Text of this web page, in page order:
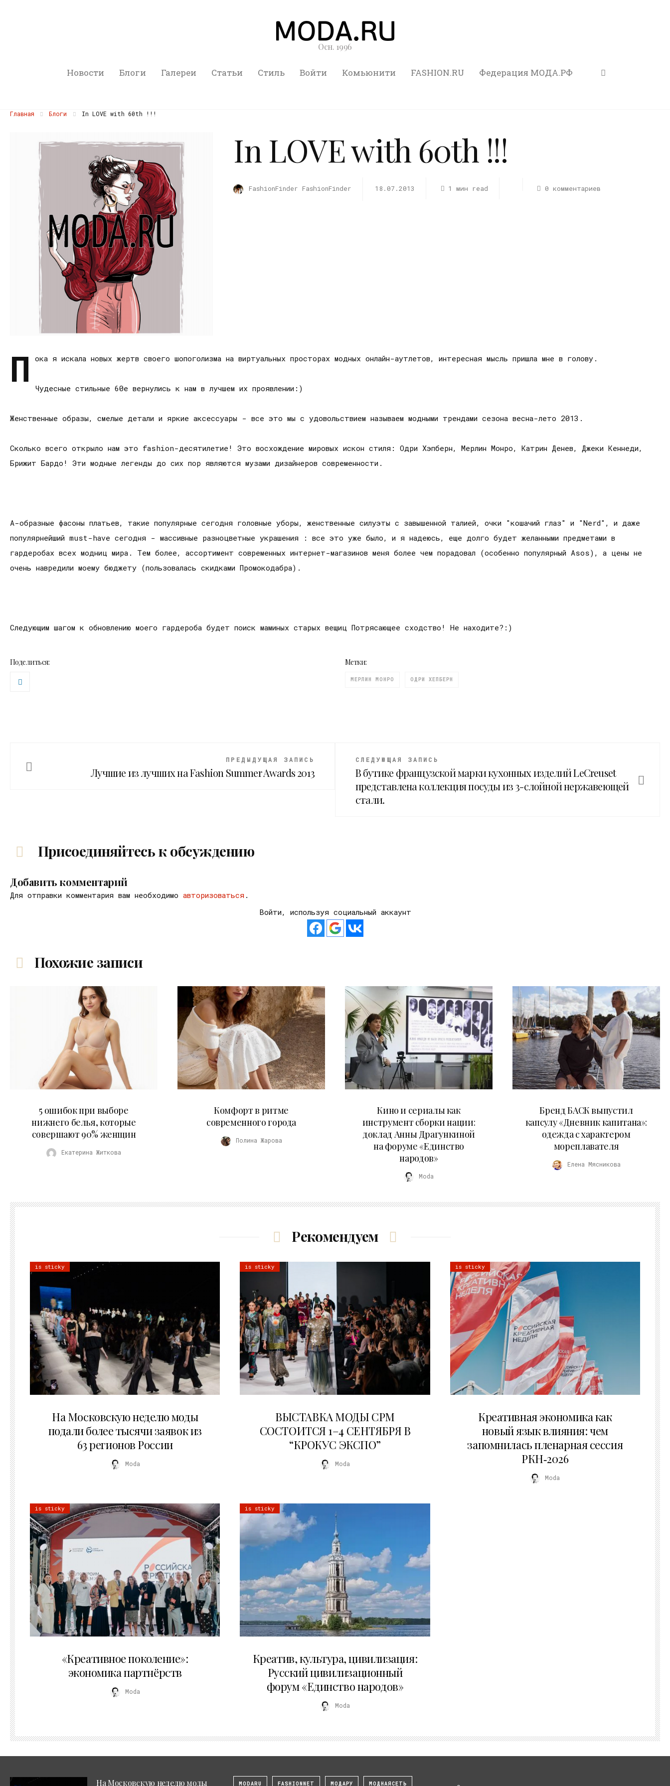
Осн. 1996
Новости Блоги Галереи Статьи Стиль Войти Комьюнити FASHION.RU Федерация МОДА.РФ
Главная Блоги In LOVE with 60th !!!
In LOVE with 60th !!!
FashionFinder FashionFinder 18.07.2013 1 мин read 0 комментариев
П ока я искала новых жертв своего шопоголизма на виртуальных просторах модных онлайн-аутлетов, интересная мысль пришла мне в голову.
Чудесные стильные 60е вернулись к нам в лучшем их проявлении:)
Женственные образы, смелые детали и яркие аксессуары - все это мы с удовольствием называем модными трендами сезона весна-лето 2013.
Сколько всего открыло нам это fashion-десятилетие! Это восхождение мировых искон стиля: Одри Хэпберн, Мерлин Монро, Катрин Денев, Джеки Кеннеди,
Брижит Бардо! Эти модные легенды до сих пор являются музами дизайнеров современности.
А-образные фасоны платьев, такие популярные сегодня головные уборы, женственные силуэты с завышенной талией, очки "кошачий глаз" и "Nerd", и даже
популярнейший must-have сегодня - массивные разноцветные украшения : все это уже было, и я надеюсь, еще долго будет желанными предметами в
гардеробах всех модниц мира. Тем более, ассортимент современных интернет-магазинов меня более чем порадовал (особенно популярный Asos), а цены не
очень навредили моему бюджету (пользовалась скидками Промокодабра).
Следующим шагом к обновлению моего гардероба будет поиск маминых старых вещиц Потрясающее сходство! Не находите?:)
Поделиться: Метки:
МЕРЛИН МОНРО ОДРИ ХЕПБЕРН
ПРЕДЫДУЩАЯ ЗАПИСЬ
Лучшие из лучших на Fashion Summer Awards 2013
СЛЕДУЮЩАЯ ЗАПИСЬ
В бутике французской марки кухонных изделий LeCreuset
представлена коллекция посуды из 3-слойной нержавеющей
стали.
Присоединяйтесь к обсуждению
Добавить комментарий
Для отправки комментария вам необходимо авторизоваться .
Войти, используя социальный аккаунт
Похожие записи
5 ошибок при выборе
нижнего белья, которые
совершают 90% женщин
Екатерина Житкова
Комфорт в ритме
современного города
Полина Жарова
Кино и сериалы как
инструмент сборки нации:
доклад Анны Драгункиной
на форуме «Единство
народов»
Moda
Бренд БАСК выпустил
капсулу «Дневник капитана»:
одежда с характером
мореплавателя
Елена Мясникова
Рекомендуем
is sticky
На Московскую неделю моды
подали более тысячи заявок из
63 регионов России
Moda
is sticky
ВЫСТАВКА МОДЫ CPM
СОСТОИТСЯ 1–4 СЕНТЯБРЯ В
“КРОКУС ЭКСПО”
Moda
is sticky
Креативная экономика как
новый язык влияния: чем
запомнилась пленарная сессия
РКН‑2026
Moda
is sticky
«Креативное поколение»:
экономика партнёрств
Moda
is sticky
Креатив, культура, цивилизация:
Русский цивилизационный
форум «Единство народов»
Moda
На Московскую неделю моды MODARU FASHIONNET МОДАРУ МОДНАЯСЕТЬ